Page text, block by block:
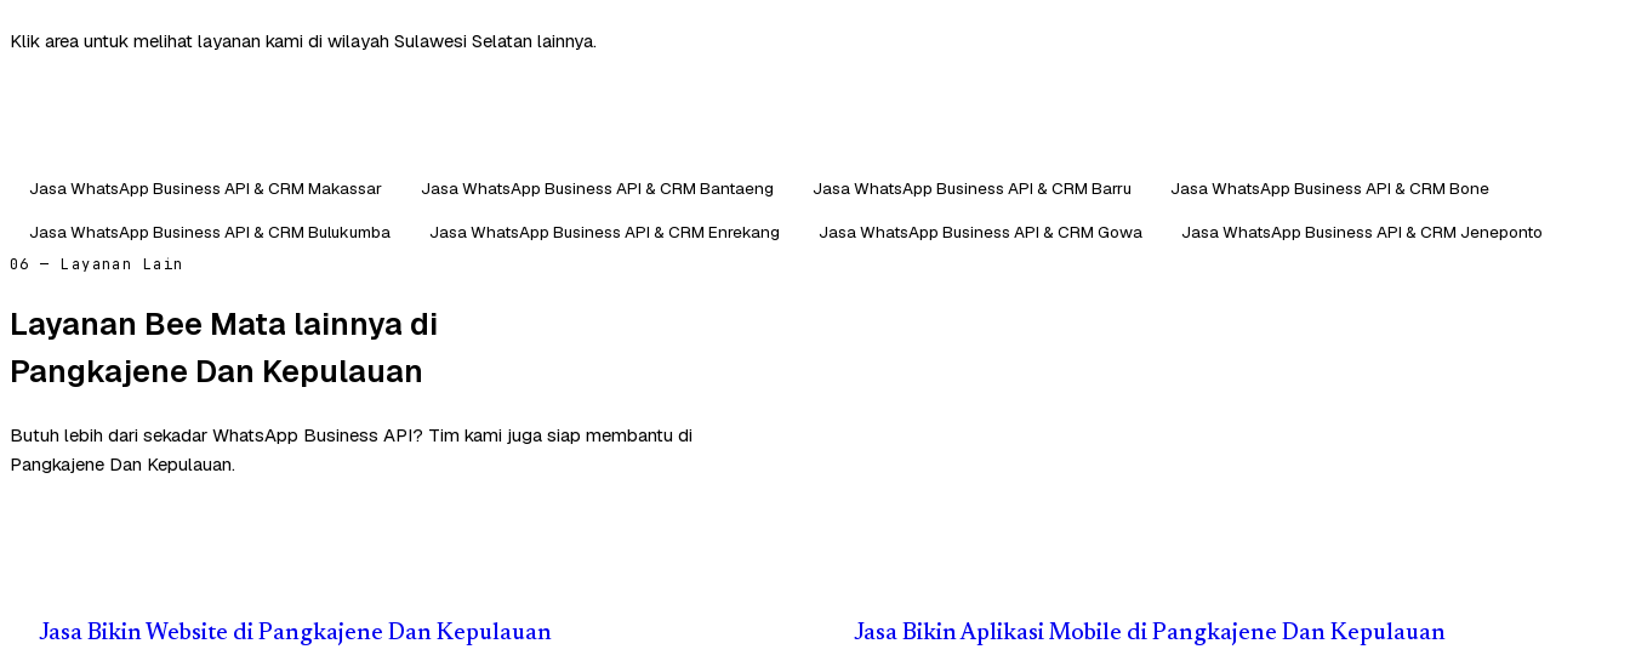
Klik area untuk melihat layanan kami di wilayah Sulawesi Selatan lainnya.
Jasa WhatsApp Business API & CRM Makassar Jasa WhatsApp Business API & CRM Bantaeng Jasa WhatsApp Business API & CRM Barru
Jasa WhatsApp Business API & CRM Bone
Jasa WhatsApp Business API & CRM Bulukumba
Jasa WhatsApp Business API & CRM Enrekang Jasa WhatsApp Business API & CRM Gowa Jasa WhatsApp Business API & CRM Jeneponto
06 — Layanan Lain
Layanan Bee Mata lainnya di
Pangkajene Dan Kepulauan
Butuh lebih dari sekadar WhatsApp Business API? Tim kami juga siap membantu di
Pangkajene Dan Kepulauan.
Jasa Bikin Website di Pangkajene Dan Kepulauan Jasa Bikin Aplikasi Mobile di Pangkajene Dan Kepulauan